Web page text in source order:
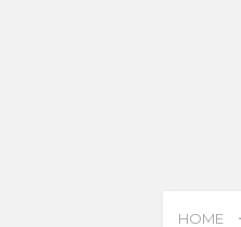
HOME